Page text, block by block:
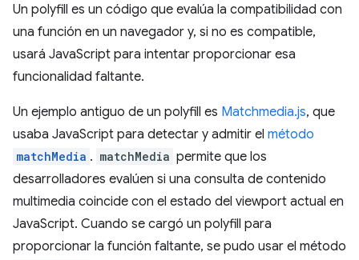
Un polyfill es un código que evalúa la compatibilidad con
una función en un navegador y, si no es compatible,
usará JavaScript para intentar proporcionar esa
funcionalidad faltante.
Un ejemplo antiguo de un polyfill es Matchmedia.js, que
usaba JavaScript para detectar y admitir el método
matchMedia . matchMedia permite que los
desarrolladores evalúen si una consulta de contenido
multimedia coincide con el estado del viewport actual en
JavaScript. Cuando se cargó un polyfill para
proporcionar la función faltante, se pudo usar el método